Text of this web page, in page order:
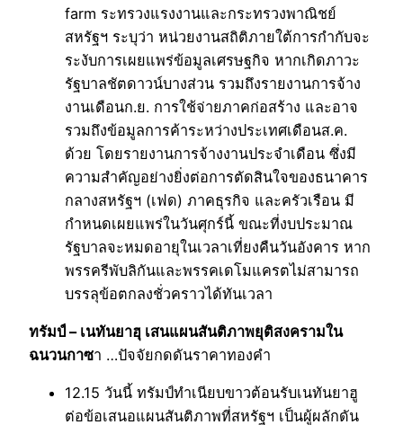
farm ระทรวงแรงงานและกระทรวงพาณิชย์
สหรัฐฯ ระบุว่า หน่วยงานสถิติภายใต้การกำกับจะ
ระงับการเผยแพร่ข้อมูลเศรษฐกิจ หากเกิดภาวะ
รัฐบาลชัตดาวน์บางส่วน รวมถึงรายงานการจ้าง
งานเดือนก.ย. การใช้จ่ายภาคก่อสร้าง และอาจ
รวมถึงข้อมูลการค้าระหว่างประเทศเดือนส.ค.
ด้วย โดยรายงานการจ้างงานประจำเดือน ซึ่งมี
ความสำคัญอย่างยิ่งต่อการตัดสินใจของธนาคาร
กลางสหรัฐฯ (เฟด) ภาคธุรกิจ และครัวเรือน มี
กำหนดเผยแพร่ในวันศุกร์นี้ ขณะที่งบประมาณ
รัฐบาลจะหมดอายุในเวลาเที่ยงคืนวันอังคาร หาก
พรรครีพับลิกันและพรรคเดโมแครตไม่สามารถ
บรรลุข้อตกลงชั่วคราวได้ทันเวลา
ทรัมป์ – เนทันยาฮุ เสนแผนสันติภาพยุติสงครามใน
ฉนวนกาซา …ปัจจัยกดดันราคาทองคำ
12.15 วันนี้ ทรัมป์ทำเนียบขาวต้อนรับเนทันยาฮู
ต่อข้อเสนอแผนสันติภาพที่สหรัฐฯ เป็นผู้ผลักดัน